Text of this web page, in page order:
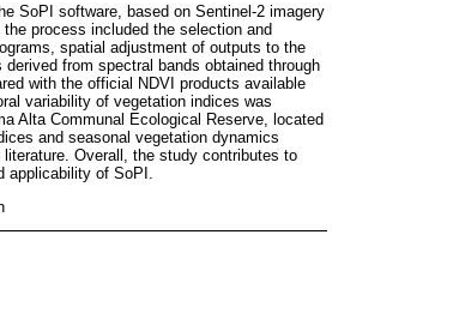
SoPI software, based on Sentinel-2 imagery
process included the selection and
spatial adjustment of outputs to the
from spectral bands obtained through
with the official NDVI products available
variability of vegetation indices was
Alta Communal Ecological Reserve, located
and seasonal vegetation dynamics
Overall, the study contributes to
of SoPI.